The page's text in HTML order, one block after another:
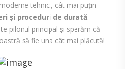
tehnici, cât mai puțin
și proceduri de durată.
pilonul principal și sperăm că
să fie una cât mai plăcută!